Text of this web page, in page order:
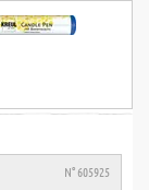
N° 605925